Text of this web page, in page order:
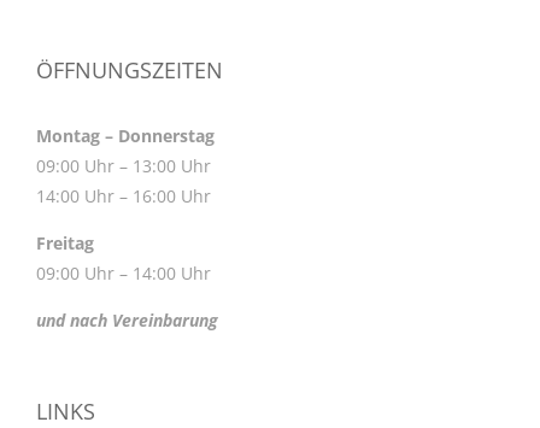
ÖFFNUNGSZEITEN
Montag – Donnerstag
09:00 Uhr – 13:00 Uhr
14:00 Uhr – 16:00 Uhr
Freitag
09:00 Uhr – 14:00 Uhr
und nach Vereinbarung
LINKS